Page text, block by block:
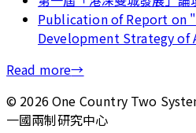
Publication of Report on
Development Strategy of
Read more→
© 2026One Country Two
一國兩制研究中心